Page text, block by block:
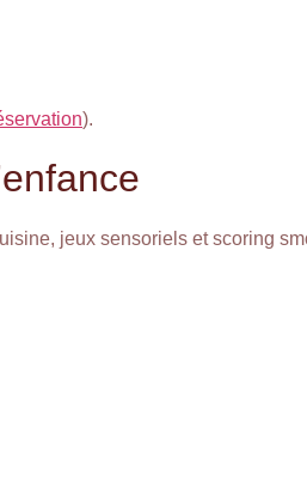
).
jeux sensoriels et scoring